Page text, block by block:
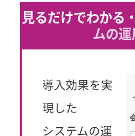
見るだけでわかる
ムの運
導入効果を実
現した
システムの運